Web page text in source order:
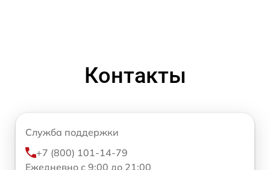
Контакты
Служба поддержки
+7 (800) 101-14-79
Ежедневно с 9:00 до 21:00